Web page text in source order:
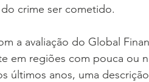
crime ser cometido.
a avaliação do Global
em regiões com pouca ou
últimos anos, uma